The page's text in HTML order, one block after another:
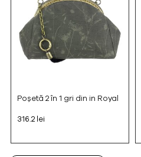
Poșetă 2 în 1 gri din in Royal
316.2 lei